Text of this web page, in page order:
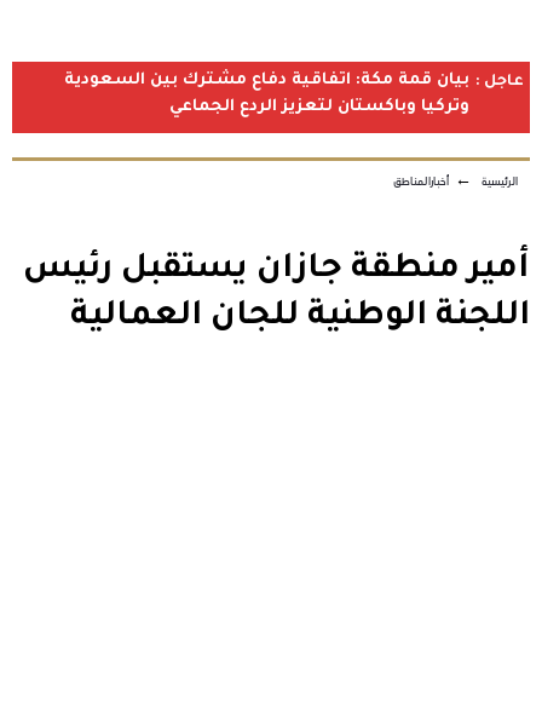
عاجل : بيان قمة مكة: اتفاقية دفاع مشترك بين السعودية
وتركيا وباكستان لتعزيز الردع الجماعي
الرئيسية ← أخبارالمناطق
أمير منطقة جازان يستقبل رئيس
اللجنة الوطنية للجان العمالية